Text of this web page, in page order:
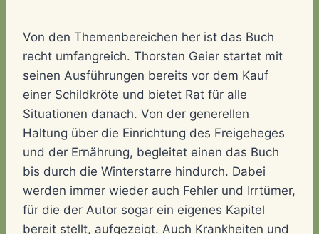
Von den Themenbereichen her ist das Buch
recht umfangreich. Thorsten Geier startet mit
seinen Ausführungen bereits vor dem Kauf
einer Schildkröte und bietet Rat für alle
Situationen danach. Von der generellen
Haltung über die Einrichtung des Freigeheges
und der Ernährung, begleitet einen das Buch
bis durch die Winterstarre hindurch. Dabei
werden immer wieder auch Fehler und Irrtümer,
für die der Autor sogar ein eigenes Kapitel
bereit stellt, aufgezeigt. Auch Krankheiten und